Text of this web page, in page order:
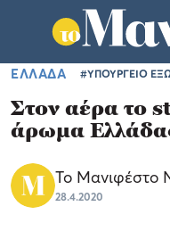
ΕΛΛΑΔΑ #ΥΠΟΥΡΓΕΙΟ
Στον αέρα το
άρωμα
Το Μανιφέστο
28.4.2020